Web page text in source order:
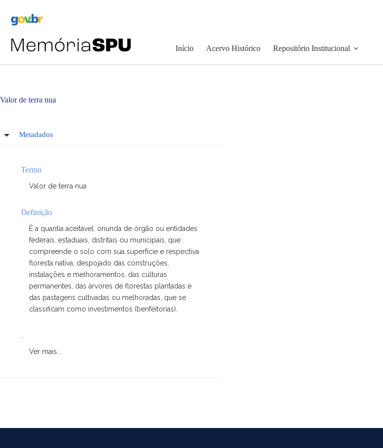
Início Acervo Histórico Repositório Institucional
Valor de terra nua
Metadados
Termo
Valor de terra nua
Definição
É a quantia aceitável, oriunda de órgão ou entidades
federais, estaduais, distritais ou municipais, que
compreende o solo com sua superfície e respectiva
floresta nativa, despojado das construções,
instalações e melhoramentos, das culturas
permanentes, das árvores de florestas plantadas e
das pastagens cultivadas ou melhoradas, que se
classificam como investimentos (benfeitorias).
.
Ver mais...